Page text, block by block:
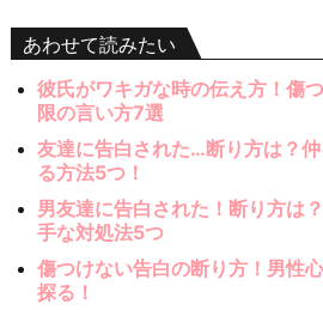
あわせて読みたい
彼氏がワキガな時の伝え方！傷
限の言い方7選
友達に告白された…断り方は？
る方法5つ！
男友達に告白された！断り方は
手な対処法5つ
傷つけない告白の断り方！男性
探る！